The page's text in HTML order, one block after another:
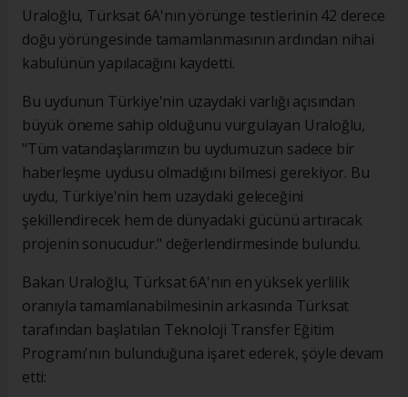
Uraloğlu, Türksat 6A'nın yörünge testlerinin 42 derece
doğu yörüngesinde tamamlanmasının ardından nihai
kabulünün yapılacağını kaydetti.
Bu uydunun Türkiye'nin uzaydaki varlığı açısından
büyük öneme sahip olduğunu vurgulayan Uraloğlu,
"Tüm vatandaşlarımızın bu uydumuzun sadece bir
haberleşme uydusu olmadığını bilmesi gerekiyor. Bu
uydu, Türkiye'nin hem uzaydaki geleceğini
şekillendirecek hem de dünyadaki gücünü artıracak
projenin sonucudur." değerlendirmesinde bulundu.
Bakan Uraloğlu, Türksat 6A'nın en yüksek yerlilik
oranıyla tamamlanabilmesinin arkasında Türksat
tarafından başlatılan Teknoloji Transfer Eğitim
Programı'nın bulunduğuna işaret ederek, şöyle devam
etti: